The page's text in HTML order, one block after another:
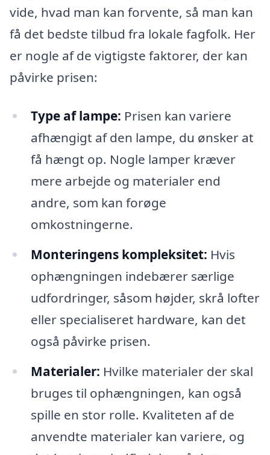
vide, hvad man kan forvente, så man kan
få det bedste tilbud fra lokale fagfolk. Her
er nogle af de vigtigste faktorer, der kan
påvirke prisen:
Type af lampe: Prisen kan variere
afhængigt af den lampe, du ønsker at
få hængt op. Nogle lamper kræver
mere arbejde og materialer end
andre, som kan forøge
omkostningerne.
Monteringens kompleksitet: Hvis
ophængningen indebærer særlige
udfordringer, såsom højder, skrå lofter
eller specialiseret hardware, kan det
også påvirke prisen.
Materialer: Hvilke materialer der skal
bruges til ophængningen, kan også
spille en stor rolle. Kvaliteten af de
anvendte materialer kan variere, og